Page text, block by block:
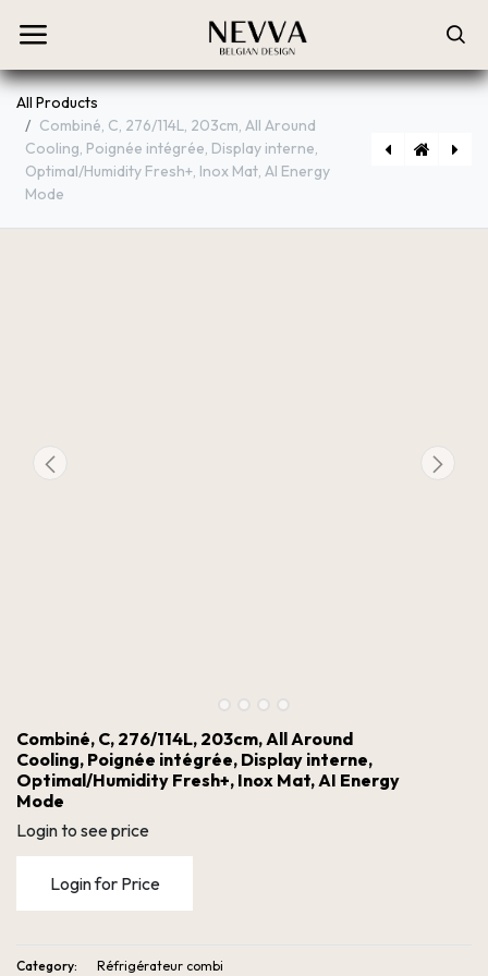
All Products
Combiné, C, 276/114L, 203cm, All Around
Cooling, Poignée intégrée, Display interne,
Optimal/Humidity Fresh+, Inox Mat, AI Energy
Mode
Combiné, C, 276/114L, 203cm, All Around
Cooling, Poignée intégrée, Display interne,
Optimal/Humidity Fresh+, Inox Mat, AI Energy
Mode
Login to see price
Login for Price
Category: Réfrigérateur combi